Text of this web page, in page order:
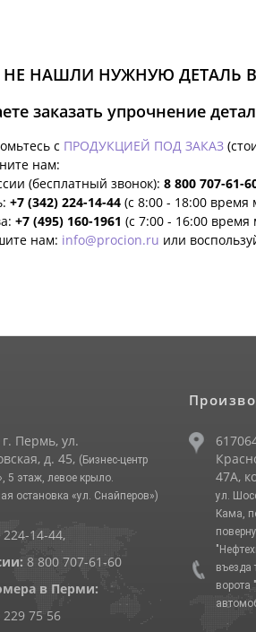
НАШЛИ НУЖНУЮ ДЕТАЛЬ В
заказать упрочнение
с ПРОДУКЦИЕЙ ПОД ЗАКАЗ
нам:
(бесплатный звонок): 8 800 707-61-
+7 (342) 224-14-44 (с 8:00 - 18:00 время
+7 (495) 160-1961 (с 7:00 - 16:00 время
нам: info@procion.ru или
г. Пермь, ул.
д. 45, (Бизнес-центр
5 этаж, левое крыло.
остановка «ул. Снайперов»)
224-14-44,
8 800 707-61-60
в Перми:
229 75 56
47А,
ул.
Кама,
въезда
ворота